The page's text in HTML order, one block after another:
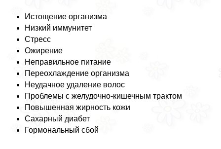
Истощение организма
Низкий иммунитет
Стресс
Ожирение
Неправильное питание
Переохлаждение организма
Неудачное удаление волос
Проблемы с желудочно-кишечным тpaктом
Повышенная жирность кожи
Сахарный диабет
Гормональный сбой